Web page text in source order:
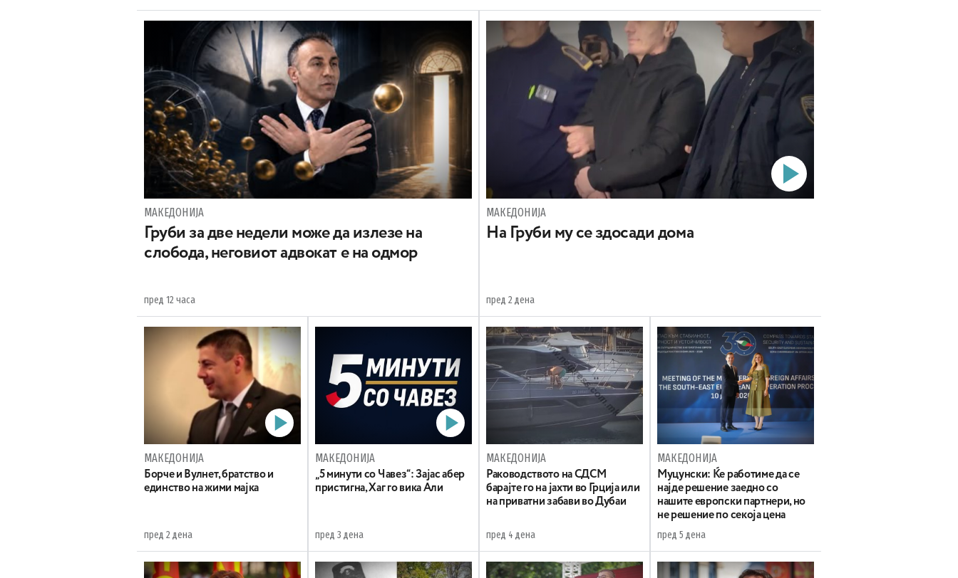
МАКЕДОНИЈА
Груби за две недели може да излезе на
слобода, неговиот адвокат е на одмор
пред 12 часа
МАКЕДОНИЈА
На Груби му се здосади дома
пред 2 дена
МАКЕДОНИЈА
Борче и Вулнет, братство и
единство на жими мајка
пред 2 дена
МАКЕДОНИЈА
„5 минути со Чавез“: Зајас абер
пристигна, Хаг го вика Али
пред 3 дена
МАКЕДОНИЈА
Раководството на СДСМ
барајте го на јахти во Грција или
на приватни забави во Дубаи
пред 4 дена
МАКЕДОНИЈА
Муцунски: Ќе работиме да се
најде решение заедно со
нашите европски партнери, но
не решение по секоја цена
пред 5 дена